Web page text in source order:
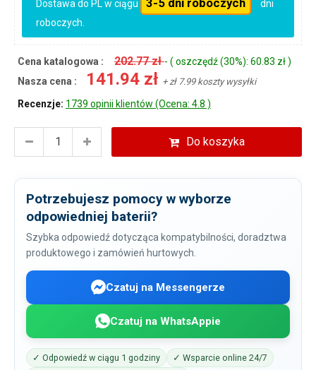
Dostawa do PL w ciągu
dni
roboczych.
Cena katalogowa : 202.77 zł- ( oszczędź (30%): 60.83 zł )
Nasza cena :
141.94 zł + zł 7.99 koszty wysyłki
Recenzje: 1739 opinii klientów (Ocena: 4.8 )
Do koszyka
Potrzebujesz pomocy w wyborze
odpowiedniej baterii?
Szybka odpowiedź dotycząca kompatybilności, doradztwa
produktowego i zamówień hurtowych.
Czatuj na Messengerze
Czatuj na WhatsAppie
✓ Odpowiedź w ciągu 1 godziny
✓ Wsparcie online 24/7